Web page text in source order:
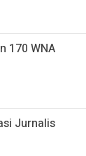
170 WNA
Jurnalis